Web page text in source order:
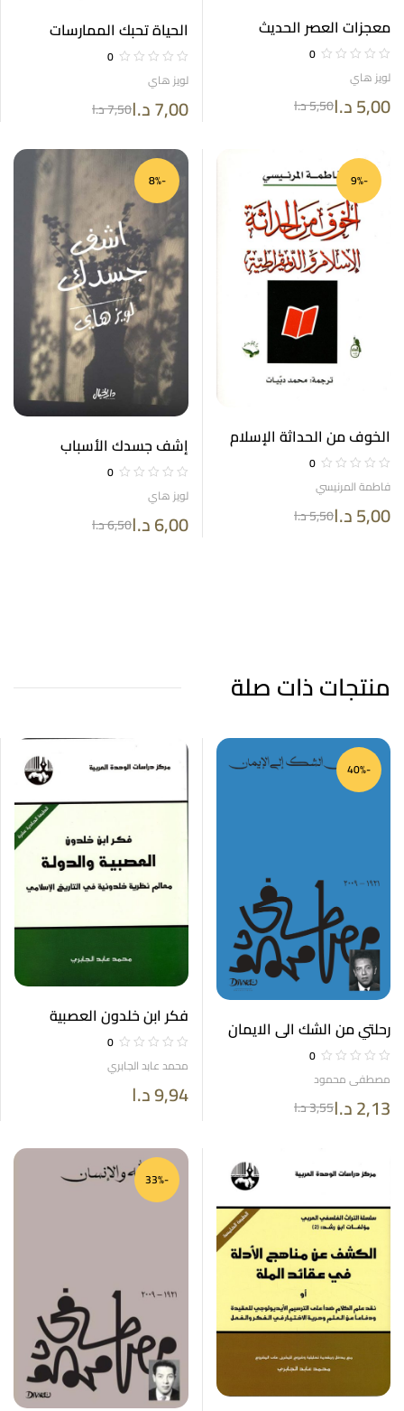
معجزات العصر الحديث
0
لويز هاي
5,50د.ا 5,00د.ا
الحياة تحبك الممارسات
الروحية السبع لتشفي حياتك
0
لويز هاي
7,50د.ا 7,00د.ا
-9%
الخوف من الحداثة الإسلام
والديمقراطية
0
فاطمة المرنيسي
5,50د.ا 5,00د.ا
-8%
إشف جسدك الأسباب
الفكرية للأمراض الماورائية
للتغلب عليها
0
لويز هاي
6,50د.ا 6,00د.ا
منتجات ذات صلة
-40%
رحلتي من الشك الى الايمان
0
مصطفى محمود
3,55د.ا 2,13د.ا
فكر ابن خلدون العصبية
والدولة
0
محمد عابد الجابري
9,94د.ا
-33%